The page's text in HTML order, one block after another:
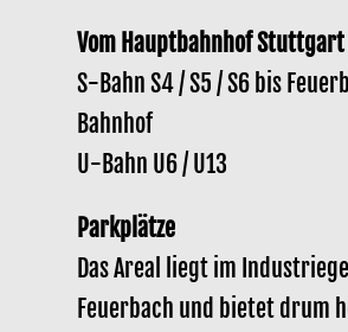
Vom Hauptbahnhof Stuttgart
S-Bahn S4 / S5 / S6 bis
Bahnhof
U-Bahn U6 / U13
Parkplätze
Das Areal liegt im
Feuerbach und bietet drum